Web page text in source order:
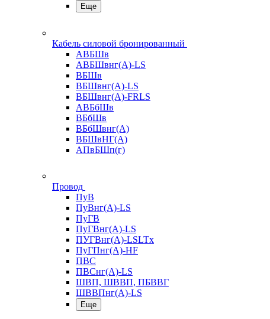
Еще
Кабель силовой бронированный
АВБШв
АВБШвнг(А)-LS
ВБШв
ВБШвнг(А)-LS
ВБШвнг(А)-FRLS
АВБбШв
ВБбШв
ВБбШвнг(А)
ВБШвНГ(А)
АПвБШп(г)
Провод
ПуВ
ПуВнг(А)-LS
ПуГВ
ПуГВнг(А)-LS
ПУГВнг(А)-LSLTx
ПуГПнг(А)-HF
ПВС
ПВСнг(А)-LS
ШВП, ШВВП, ПБВВГ
ШВВПнг(А)-LS
Еще